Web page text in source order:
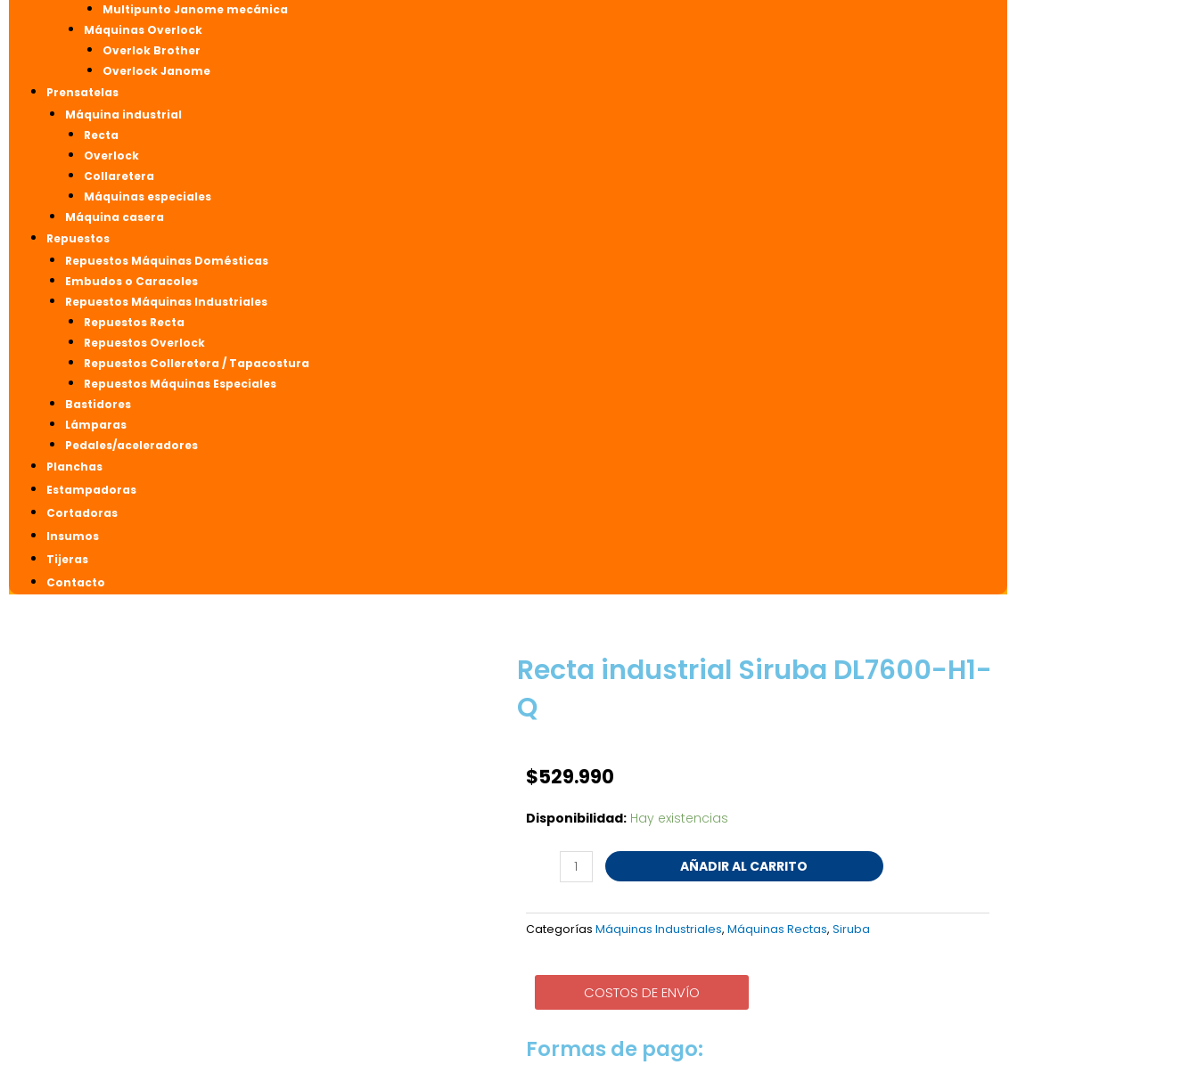
Multipunto Janome mecánica
Máquinas Overlock
Overlok Brother
Overlock Janome
Prensatelas
Máquina industrial
Recta
Overlock
Collaretera
Máquinas especiales
Máquina casera
Repuestos
Repuestos Máquinas Domésticas
Embudos o Caracoles
Repuestos Máquinas Industriales
Repuestos Recta
Repuestos Overlock
Repuestos Colleretera / Tapacostura
Repuestos Máquinas Especiales
Bastidores
Lámparas
Pedales/aceleradores
Planchas
Estampadoras
Cortadoras
Insumos
Tijeras
Contacto
Recta industrial Siruba DL7600-H1-
Q
$529.990
Disponibilidad: Hay existencias
Recta
DL7600-
cantidad
AÑADIR AL CARRITO
Categorías Máquinas Industriales, Máquinas Rectas, Siruba
COSTOS DE ENVÍO
Formas de pago: